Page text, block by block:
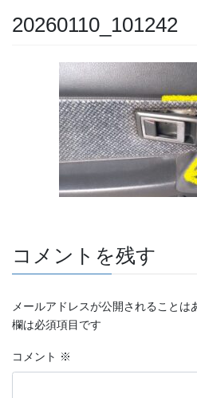
20260110_101242
コメントを残す
メールアドレスが公開されることは
欄は必須項目です
コメント ※